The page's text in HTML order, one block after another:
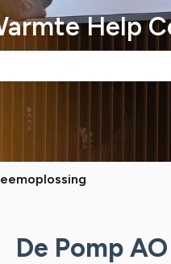
Help
is leeg.
De Pomp